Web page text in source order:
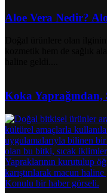
Aloe Vera Nedir?
Koka Yaprağından,